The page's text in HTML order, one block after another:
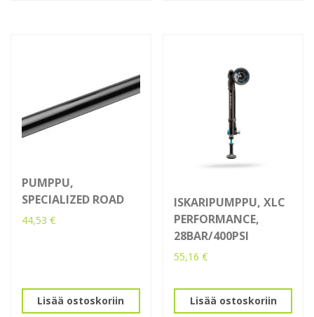
PUMPPU,
SPECIALIZED ROAD
44,53 €
Lisää ostoskoriin
ISKARIPUMPPU, XLC
PERFORMANCE,
28BAR/400PSI
55,16€
Lisää ostoskoriin